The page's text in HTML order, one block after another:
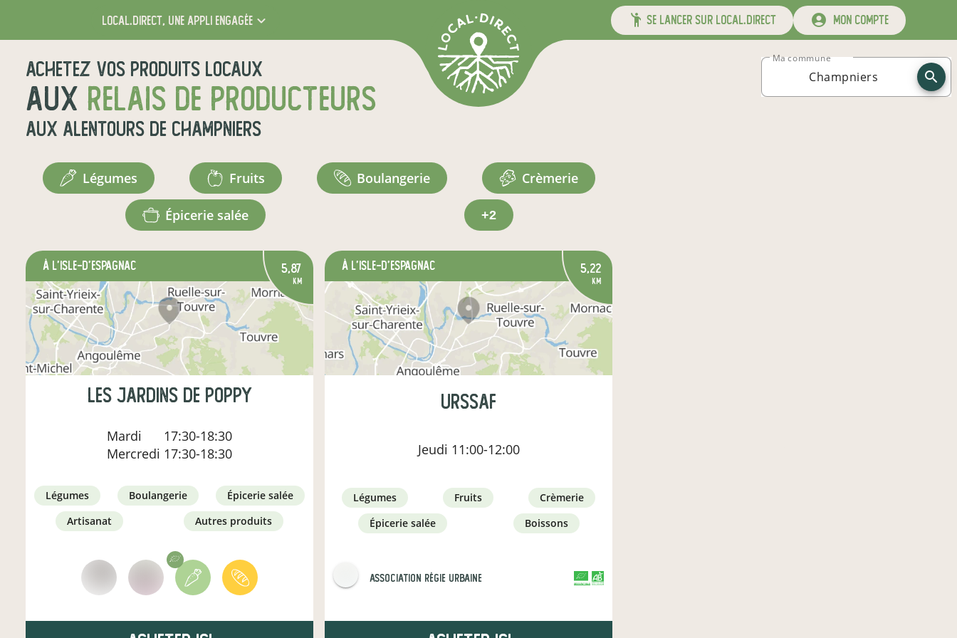
local.direct, une appli engagée se lancer sur local.direct mon compte
Achetez vos produits locaux
aux relais de producteurs
aux alentours de Champniers
Ma commune
légumes fruits boulangerie crèmerie
épicerie salée +2
à L'Isle-d'Espagnac 5,87
km
Les Jardins de Poppy
Mardi
17:30-18:30
Mercredi 17:30-18:30
légumes boulangerie
épicerie salée
artisanat
autres produits
à L'Isle-d'Espagnac 5,22
km
URSSAF
Jeudi 11:00-12:00
légumes fruits
crèmerie
épicerie salée
boissons
Association Régie Urbaine